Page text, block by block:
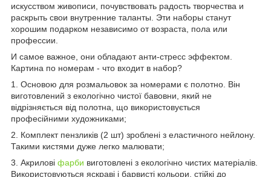
искусством живописи, почувствовать радость творчества и
раскрыть свои внутренние таланты. Эти наборы станут
хорошим подарком независимо от возраста, пола или
профессии.
И самое важное, они обладают анти-стресс эффектом.
Картина по номерам - что входит в набор?
1. Основою для розмальовок за номерами є полотно. Він
виготовлений з екологічно чистої бавовни, який не
відрізняється від полотна, що використовується
професійними художниками;
2. Комплект пензликів (2 шт) зроблені з еластичного нейлону.
Такими кистями дуже легко малювати;
3. Акрилові фарби виготовлені з екологічно чистих матеріалів.
Використовуються яскраві і барвисті кольори, стійкі до